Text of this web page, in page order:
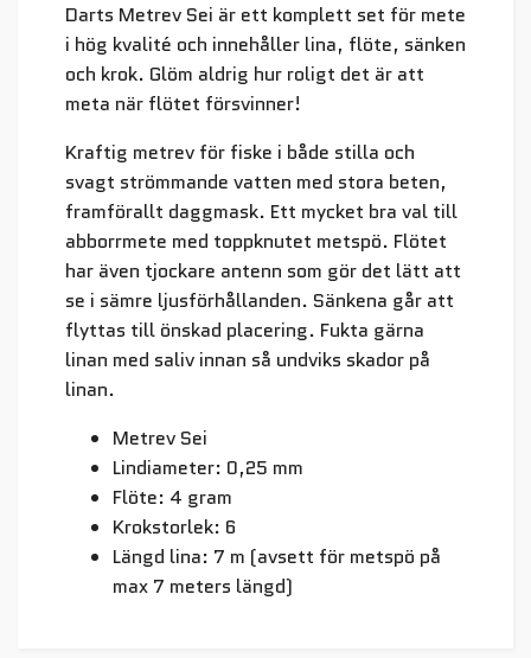
Darts Metrev Sei är ett komplett set för mete
i hög kvalité och innehåller lina, flöte, sänken
och krok. Glöm aldrig hur roligt det är att
meta när flötet försvinner!
Kraftig metrev för fiske i både stilla och
svagt strömmande vatten med stora beten,
framförallt daggmask. Ett mycket bra val till
abborrmete med toppknutet metspö. Flötet
har även tjockare antenn som gör det lätt att
se i sämre ljusförhållanden. Sänkena går att
flyttas till önskad placering. Fukta gärna
linan med saliv innan så undviks skador på
linan.
Metrev Sei
Lindiameter: 0,25 mm
Flöte: 4 gram
Krokstorlek: 6
Längd lina: 7 m (avsett för metspö på
max 7 meters längd)